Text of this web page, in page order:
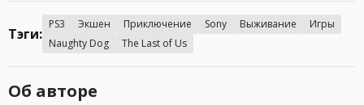
Тэги:
PS3 Экшен Приключение Sony Выживание
Игры
Naughty Dog
The Last of Us
Об авторе